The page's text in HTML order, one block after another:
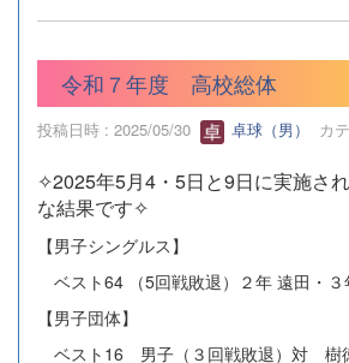
令和７年度 高校総体
投稿日時 : 2025/05/30 卓球（男） カ
✧2025年5月4・5日と9日に実施さ
な結果です✧
【男子シングルス】
ベスト64 （5回戦敗退）２年 遠田・３
【男子団体】
ベスト16 男子（３回戦敗退）対 樹